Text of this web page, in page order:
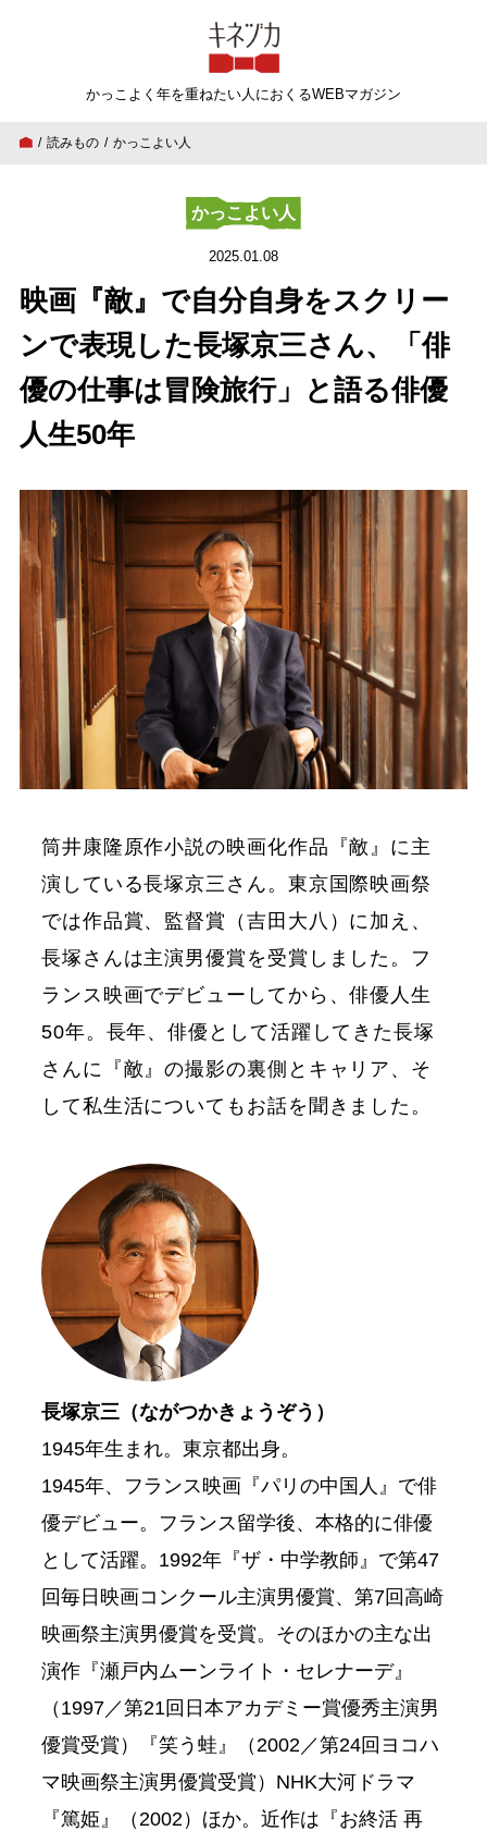
キネヅカ
かっこよく年を重ねたい人 におくるWEBマガジン
読みもの かっこよい人
かっこよい人
2025.01.08
映画『敵』で自分自身をスクリー
ンで表現した長塚京三さん、「俳
優の仕事は冒険旅行」と語る俳優
人生50年
筒井康隆原作小説の映画化作品『敵』に主
演している長塚京三さん。東京国際映画祭
では作品賞、監督賞（吉田大八）に加え、
長塚さんは主演男優賞を受賞しました。フ
ランス映画でデビューしてから、俳優人生
50年。長年、俳優として活躍してきた長塚
さんに『敵』の撮影の裏側とキャリア、そ
して私生活についてもお話を聞きました。
長塚京三（ながつかきょうぞう）
1945年生まれ。東京都出身。
1945年、フランス映画『パリの中国人』で俳
優デビュー。フランス留学後、本格的に俳優
として活躍。1992年『ザ・中学教師』で第47
回毎日映画コンクール主演男優賞、第7回高崎
映画祭主演男優賞を受賞。そのほかの主な出
演作『瀬戸内ムーンライト・セレナーデ』
（1997／第21回日本アカデミー賞優秀主演男
優賞受賞）『笑う蛙』（2002／第24回ヨコハ
マ映画祭主演男優賞受賞）NHK大河ドラマ
『篤姫』（2002）ほか。近作は『お終活 再